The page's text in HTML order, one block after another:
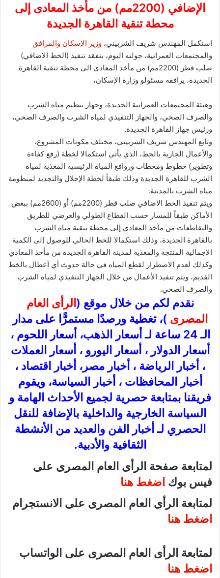
الإضافي (2200مم) من مأخذ المعادى إلى
محطة تنقية القاهرة الجديدة
استكمل المهندس شريف الشربيني، وزير الإسكان والمرافق
والمجتمعات العمرانية، جولته اليوم، بتفقد تنفيذ (الخط الاضافي)
صلب قطر (2200مم) من مأخذ المعادى الى محطة تنقية القاهرة
الجديدة، يرافقه مسئولو وزارة الإسكان،
وهيئة المجتمعات العمرانية الجديدة، وجهاز تنظيم مياه الشرب
والصرف الصحي، والجهاز التنفيذي لمياه الشرب والصرف الصحي،
ورئيس جهاز القاهرة الجديدة.
وتابع المهندس شريف الشربيني، مختلف مكونات المشروع،
والأعمال الجارية بالخط، الذي يأتي استكمالا لخطة (رفع كفاءة
وتطوير) خطوط ومحطات وروافع المياه الرئيسية المغذية لمياه
الشرب للقاهرة الجديدة وذلك طبقاً لخطة الإحلال والتجديد لمنظومة
مياه الشرب بالمدينة.
ويتم تنفيذ الخط الاضافي صلب قطر (2200مم) أو (2600مم) ببعض
الأماكن طبقاً للمسار حسب القطاع الطولي والعرضي للطريق
والتقاطعات من مأخذ المعادي إلى محطة تنقية مياه الشرب
بالقاهرة الجديدة، وذلك استكمالا للخط الحالي للوصول إلى الكمية
الإجمالية المنتجة والمغذية لمدينة القاهرة الجديدة من مأخذ المعادي
وكذلك لعدم الاضطرار لقطع المياه في حالة حدوث أي أعطال بالخط
القديم، ويتم تنفيذ الأعمال من خلال الجهاز التنفيذي لمياه الشرب
والصرف الصحي.
نقدم لكم من خلال موقع ( الرأى العام
المصرى )، تغطية ورصدًا مستمرًّا على مدار
الـ 24 ساعة لـ أسعار الذهب، أسعار اللحوم ،
أسعار الدولار ، أسعار اليورو ، أسعار العملات
، أخبار الرياضة ، أخبار مصر، أخبار اقتصاد ،
أخبار المحافظات ، أخبار السياسة، ويقوم
فريقنا بمتابعة حصرية لجميع الأحداث الهامة و
السياسة الخارجية والداخلية بالإضافة للنقل
الحصري لـ أخبار الفن والعديد من الأنشطة
الثقافية والأدبية.
لمتابعة صفحة الرأى العام المصرى على
فيس بوك اضغط هنا
لمتابعة الرأى العام المصرى على الانستجرام
اضغط هنا
لمتابعة الرأى العام المصرى على الواتساب
اضغط هنا